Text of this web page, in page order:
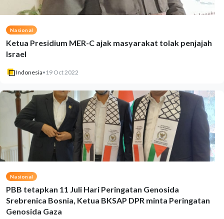
Nasional
Ketua Presidium MER-C ajak masyarakat tolak penjajah
Israel
Indonesia• 19 Oct 2022
Nasional
PBB tetapkan 11 Juli Hari Peringatan Genosida
Srebrenica Bosnia, Ketua BKSAP DPR minta Peringatan
Genosida Gaza